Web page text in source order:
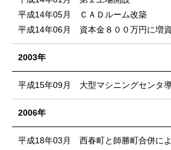
平成14年05月 ＣＡＤルーム改築
平成14年06月 資本金８００万円に増資
2003年
平成15年09月 大型マシニングセンタ
2006年
平成18年03月 西春町と師勝町合併に